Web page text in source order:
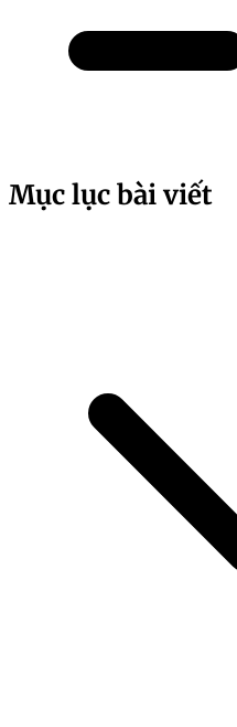
Mục lục bài viết